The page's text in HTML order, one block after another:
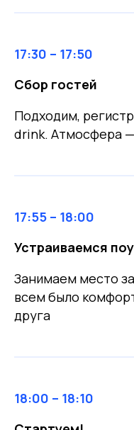
17:30 – 17:50
Сбор гостей
Подходим,
drink. Атмосфера —
17:55 – 18:00
Устраиваемся
Занимаем место
всем было
друга
18:00 – 18:10